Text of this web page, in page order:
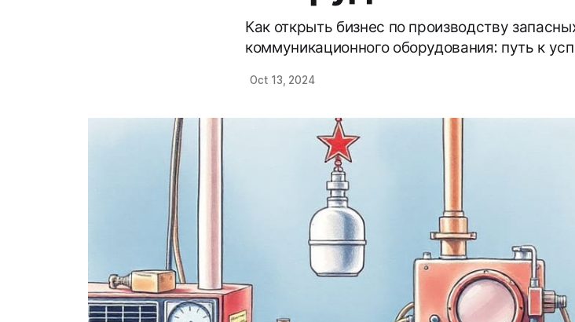
Как открыть бизнес по производству
коммуникационного оборудования: путь к
Oct 13, 2024